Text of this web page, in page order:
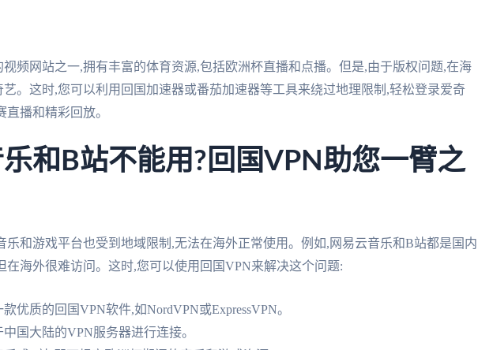
视频网站之一,拥有丰富的体育资源,包括欧洲杯直播和点播。但是,由于版权问题,在海
。这时,您可以利用回国加速器或番茄加速器等工具来绕过地理限制,轻松登录爱奇
播和精彩回放。
乐和B站不能用?回国VPN助您一臂之
乐和游戏平台也受到地域限制,无法在海外正常使用。例如,网易云音乐和B站都是国内
在海外很难访问。这时,您可以使用回国VPN来解决这个问题:
优质的回国VPN软件,如NordVPN或ExpressVPN。
国大陆的VPN服务器进行连接。